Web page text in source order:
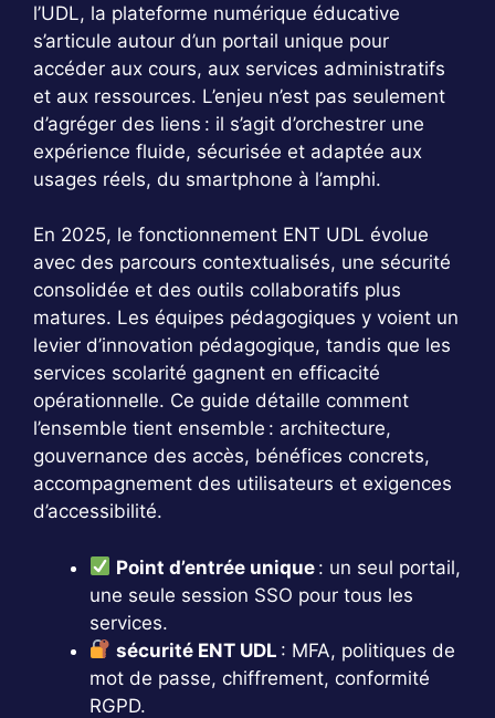
l’UDL, la plateforme numérique éducative
s’articule autour d’un portail unique pour
accéder aux cours, aux services administratifs
et aux ressources. L’enjeu n’est pas seulement
d’agréger des liens : il s’agit d’orchestrer une
expérience fluide, sécurisée et adaptée aux
usages réels, du smartphone à l’amphi.
En 2025, le fonctionnement ENT UDL évolue
avec des parcours contextualisés, une sécurité
consolidée et des outils collaboratifs plus
matures. Les équipes pédagogiques y voient un
levier d’innovation pédagogique, tandis que les
services scolarité gagnent en efficacité
opérationnelle. Ce guide détaille comment
l’ensemble tient ensemble : architecture,
gouvernance des accès, bénéfices concrets,
accompagnement des utilisateurs et exigences
d’accessibilité.
Point d’entrée unique : un seul portail,
une seule session SSO pour tous les
services.
sécurité ENT UDL : MFA, politiques de
mot de passe, chiffrement, conformité
RGPD.